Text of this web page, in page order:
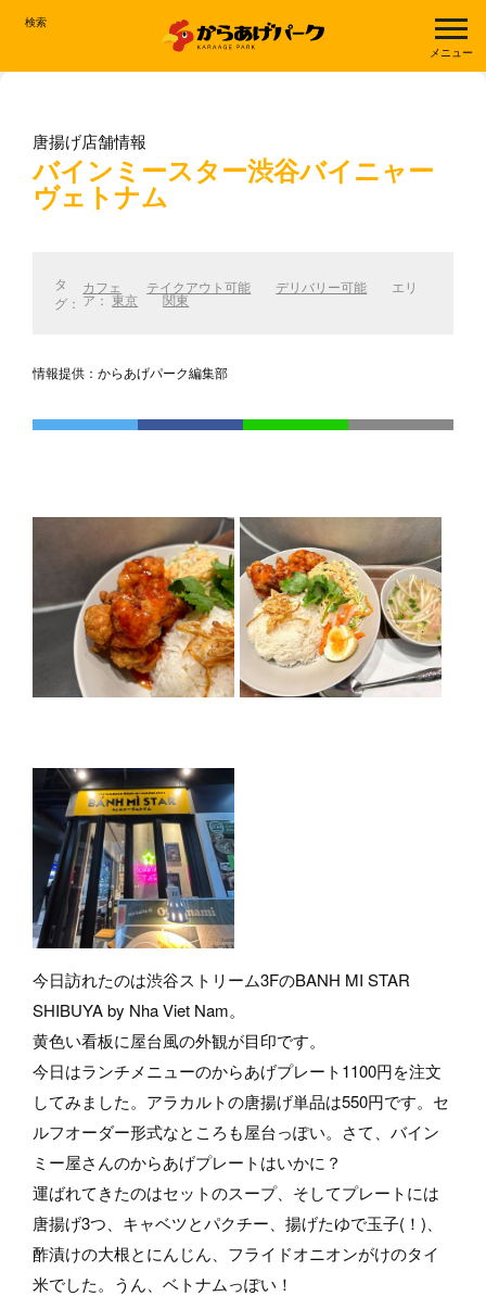
検索
メニュー
唐揚げ店舗情報
バインミースター渋谷バイニャー
ヴェトナム
タ
グ：
カフェ テイクアウト可能 デリバリー可能 エリ
ア：東京 関東
情報提供：からあげパーク編集部
今日訪れたのは渋谷ストリーム3FのBANH MI STAR
SHIBUYA by Nha Viet Nam。
黄色い看板に屋台風の外観が目印です。
今日はランチメニューのからあげプレート1100円を注文
してみました。アラカルトの唐揚げ単品は550円です。セ
ルフオーダー形式なところも屋台っぽい。さて、バイン
ミー屋さんのからあげプレートはいかに？
運ばれてきたのはセットのスープ、そしてプレートには
唐揚げ3つ、キャベツとパクチー、揚げたゆで玉子(！)、
酢漬けの大根とにんじん、フライドオニオンがけのタイ
米でした。うん、ベトナムっぽい！